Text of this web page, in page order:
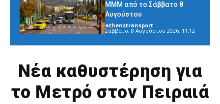
ΜΜΜ από το Σάββατο 8
Αυγούστου
athenstransport -
Σάββατο, 8 Αυγούστου 2026, 11:12
Νέα καθυστέρηση για
το Μετρό στον Πειραιά